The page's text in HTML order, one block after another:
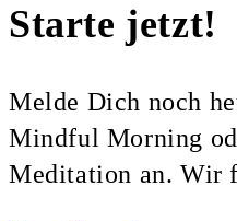
Starte jetzt!
Melde Dich noch
Mindful Morning
Meditation an. Wir